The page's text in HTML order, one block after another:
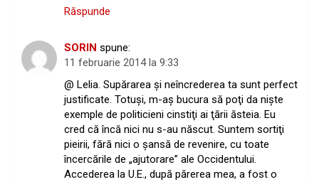
Răspunde
SORIN spune:
11 februarie 2014 la 9:33
@ Lelia. Supărarea şi neîncrederea ta sunt perfect
justificate. Totuşi, m-aş bucura să poţi da nişte
exemple de politicieni cinstiţi ai ţării ăsteia. Eu
cred că încă nici nu s-au născut. Suntem sortiţi
pieirii, fără nici o şansă de revenire, cu toate
încercările de „ajutorare” ale Occidentului.
Accederea la U.E., după părerea mea, a fost o